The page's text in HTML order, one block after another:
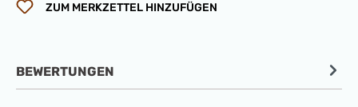
ZUM MERKZETTEL HINZUFÜGEN
BEWERTUNGEN